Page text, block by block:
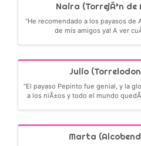
Naira (TorrejÃ³n
“He recomendado a los payasos de
de mis amigos ya! A ver
Julio
“El payaso Pepinto fue genial, y la
a los niÃ±os y todo el mundo
Marta